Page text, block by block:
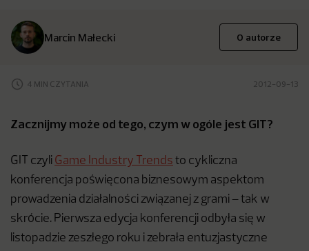
Marcin Małecki O autorze
4 MIN CZYTANIA 2012-09-13
Zacznijmy może od tego, czym w ogóle jest GIT?
GIT czyli Game Industry Trends to cykliczna
konferencja poświęcona biznesowym aspektom
prowadzenia działalności związanej z grami – tak w
skrócie. Pierwsza edycja konferencji odbyła się w
listopadzie zeszłego roku i zebrała entuzjastyczne